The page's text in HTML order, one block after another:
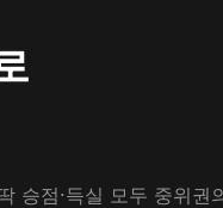
승점·득실 모두 중위권